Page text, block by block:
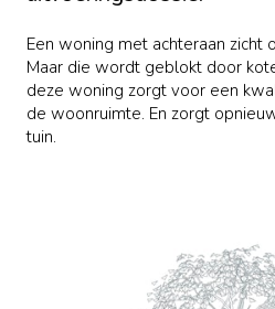
Een woning met achteraan zicht
Maar die wordt geblokt door
deze woning zorgt voor een
de woonruimte. En zorgt
tuin.